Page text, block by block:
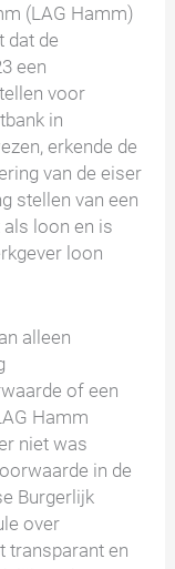
(LAG Hamm)
dat de
een
voor
in
erkende de
van de eiser
stellen van een
loon en is
loon
alleen
of een
Hamm
niet was
in de
Burgerlijk
over
transparant en